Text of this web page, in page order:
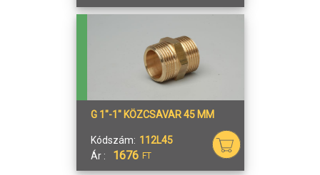
G 1"-1" KÖZCSAVAR 45 MM
Kódszám: 112L45
Ár :
1676 FT